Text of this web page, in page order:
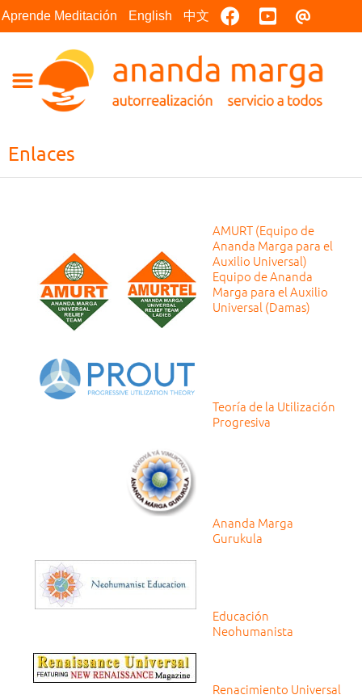
Aprende Meditación English 中文 FacebookYoutube
Enlaces
AMURT (Equipo de
Ananda Marga para el
Auxilio Universal)
Equipo de Ananda
Marga para el Auxilio
Universal (Damas)
Teoría de la Utilización
Progresiva
Ananda Marga
Gurukula
Educación
Neohumanista
Renacimiento Universal